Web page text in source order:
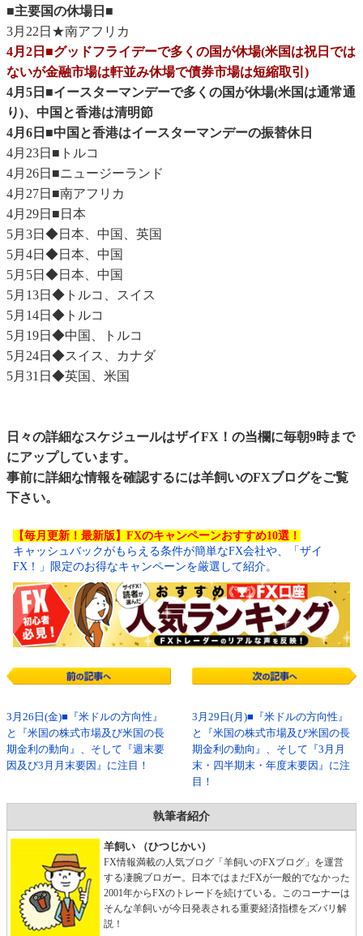
■主要国の休場日■
3月22日★南アフリカ
4月2日■グッドフライデーで多くの国が休場(米国は祝日では
ないが金融市場は軒並み休場で債券市場は短縮取引)
4月5日■イースターマンデーで多くの国が休場(米国は通常通
り)、中国と香港は清明節
4月6日■中国と香港はイースターマンデーの振替休日
4月23日■トルコ
4月26日■ニュージーランド
4月27日■南アフリカ
4月29日■日本
5月3日◆日本、中国、英国
5月4日◆日本、中国
5月5日◆日本、中国
5月13日◆トルコ、スイス
5月14日◆トルコ
5月19日◆中国、トルコ
5月24日◆スイス、カナダ
5月31日◆英国、米国
日々の詳細なスケジュールはザイFX！の当欄に毎朝9時まで
にアップしています。
事前に詳細な情報を確認するには羊飼いのFXブログをご覧
下さい。
【毎月更新！最新版】FXのキャンペーンおすすめ10選！
キャッシュバックがもらえる条件が簡単なFX会社や、「ザイ
FX！」限定のお得なキャンペーンを厳選して紹介。
3月26日(金)■『米ドルの方向性』
と『米国の株式市場及び米国の長
期金利の動向』、そして『週末要
因及び3月月末要因』に注目！
3月29日(月)■『米ドルの方向性』
と『米国の株式市場及び米国の長
期金利の動向』、そして『3月月
末・四半期末・年度末要因』に注
目！
執筆者紹介
羊飼い （ひつじかい）
FX情報満載の人気ブログ「羊飼いのFXブログ」を運営
する凄腕ブロガー。日本ではまだFXが一般的でなかった
2001年からFXのトレードを続けている。このコーナーは
そんな羊飼いが今日発表される重要経済指標をズバリ解
説！